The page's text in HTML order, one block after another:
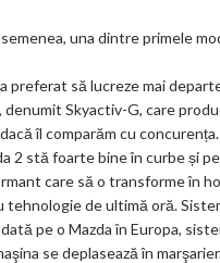
una dintre primele
preferat să lucreze mai
Skyactiv-G, care
îl comparăm cu
2 stă foarte bine în curbe și
care să o transforme în
de ultimă oră.
pe o Mazda în Europa,
se deplasează în